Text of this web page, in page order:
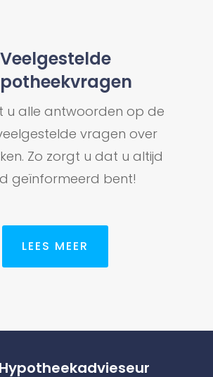
Veelgestelde
u alle antwoorden op de
vragen over
Zo zorgt u dat u altijd
geïnformeerd bent!
LEES MEER
Hypotheekadvieseur